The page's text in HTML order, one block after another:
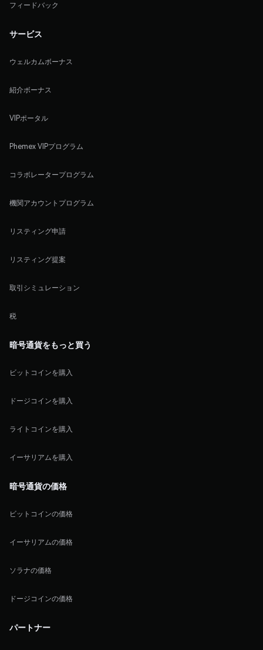
フィードバック
サービス
ウェルカムボーナス
紹介ボーナス
VIPポータル
Phemex VIPプログラム
コラボレータープログラム
機関アカウントプログラム
リスティング申請
リスティング提案
取引シミュレーション
税
暗号通貨をもっと買う
ビットコインを購入
ドージコインを購入
ライトコインを購入
イーサリアムを購入
暗号通貨の価格
ビットコインの価格
イーサリアムの価格
ソラナの価格
ドージコインの価格
パートナー